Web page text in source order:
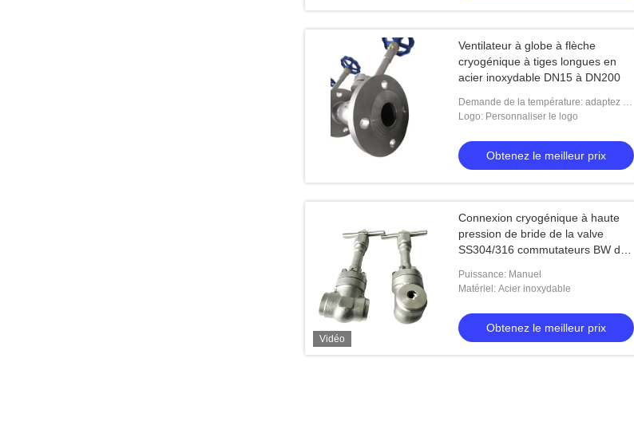
Ventilateur à globe à flèche
cryogénique à tiges longues en
acier inoxydable DN15 à DN200
Demande de la température: adaptez la
température aux besoins du client
Logo: Personnaliser le logo
Obtenez le meilleur prix
Vidéo
Connexion cryogénique à haute
pression de bride de la valve
SS304/316 commutateurs BW de
Puissance: Manuel
Matériel: Acier inoxydable
Obtenez le meilleur prix